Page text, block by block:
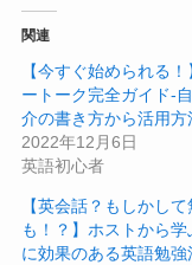
関連
【今すぐ始められる！
ートーク完全ガイド-
介の書き方から活用方
2022年12月6日
英語初心者
【英会話？もしかし
も！？】ホストから学
に効果のある英語勉強